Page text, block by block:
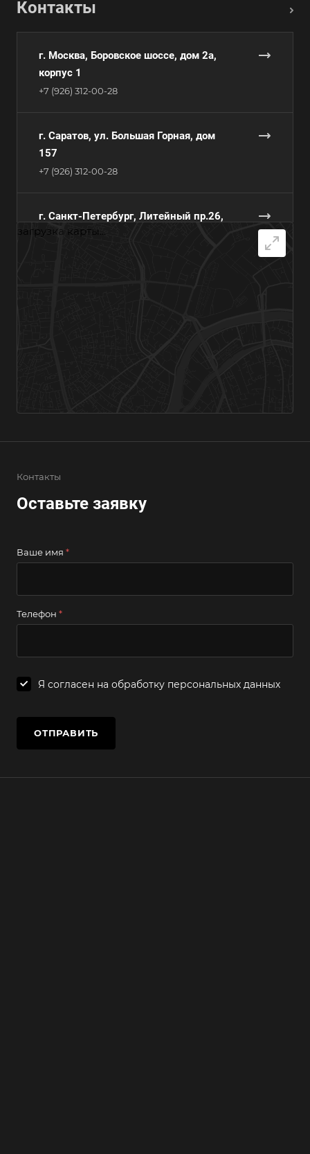
Контакты
г. Москва, Боровское шоссе, дом 2а,
корпус 1
+7 (926) 312-00-28
г. Саратов, ул. Большая Горная, дом
157
+7 (926) 312-00-28
г. Санкт-Петербург, Литейный пр.26,
лит.А, Деловой Центр
загрузка карты...
Контакты
Оставьте заявку
Ваше имя *
Телефон *
Я согласен на обработку персональных данных
ОТПРАВИТЬ